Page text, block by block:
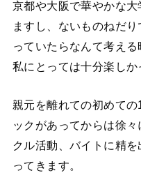
京都や大阪で華やかな
ますし、ないものねだ
っていたらなんて考え
私にとっては十分楽しか
親元を離れての初めて
ックがあってからは徐
クル活動、バイトに精
ってきます。